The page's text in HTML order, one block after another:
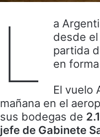
L
a
desde
partida
en
El vuelo
mañana en el
sus bodegas de
jefe de Gabinete